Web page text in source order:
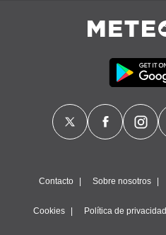
Contacto Sobre nosotros
Cookies Política de privacidad